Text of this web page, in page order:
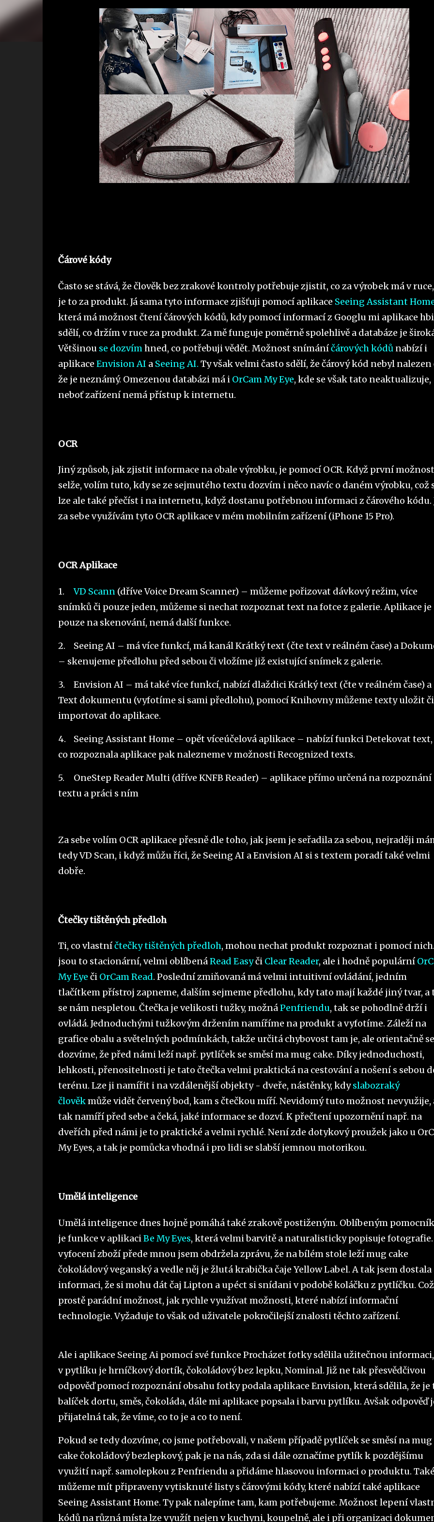
Čárové kódy
Často se stává, že člověk bez zrakové kontroly potřebuje zjistit, co za výrobek má v
je to za produkt. Já sama tyto informace zjišťuji pomocí aplikace Seeing Assistant
která má možnost čtení čárových kódů, kdy pomocí informací z Googlu mi aplikace
sdělí, co držím v ruce za produkt. Za mě funguje poměrně spolehlivě a databáze je
Většinou se dozvím hned, co potřebuji vědět. Možnost snímáníčárových kódů nabízí i
aplikace Envision AI a Seeing AI. Ty však velmi často sdělí, že čárový kód nebyl nalezen
že je neznámý. Omezenou databázi má i OrCam My Eye, kde se však tato neaktualizuje,
neboť zařízení nemá přístup k internetu.
OCR
Jiný způsob, jak zjistit informace na obale výrobku, je pomocí OCR. Když první možnost
selže, volím tuto, kdy se ze sejmutého textu dozvím i něco navíc o daném výrobku, což
lze ale také přečíst i na internetu, když dostanu potřebnou informaci z čárového kódu.
za sebe využívám tyto OCR aplikace v mém mobilním zařízení (iPhone 15 Pro).
OCR Aplikace
1. VD Scann (dříve Voice Dream Scanner) – můžeme pořizovat dávkový režim, více
snímků či pouze jeden, můžeme si nechat rozpoznat text na fotce z galerie. Aplikace je
pouze na skenování, nemá další funkce.
2.
Seeing AI – má více funkcí, má kanál Krátký text (čte text v reálném čase) a
– skenujeme předlohu před sebou či vložíme již existující snímek z galerie.
3.
Envision AI – má také více funkcí, nabízí dlaždici Krátký text (čte v reálném čase) a
Text dokumentu (vyfotíme si sami předlohu), pomocí Knihovny můžeme texty uložit či
importovat do aplikace.
4.
Seeing Assistant Home – opět víceúčelová aplikace – nabízí funkci Detekovat text,
co rozpoznala aplikace pak nalezneme v možnosti Recognized texts.
5.
OneStep Reader Multi (dříve KNFB Reader) – aplikace přímo určená na rozpoznání
textu a práci s ním
Za sebe volím OCR aplikace přesně dle toho, jak jsem je seřadila za sebou, nejraději
tedy VD Scan, i když můžu říci, že Seeing AI a Envision AI si s textem poradí také velmi
dobře.
Čtečky tištěných předloh
Ti, co vlastníčtečky tištěných předloh, mohou nechat produkt rozpoznat i pomocí
jsou to stacionární, velmi oblíbenáRead Easyči Clear Reader, ale i hodně populární
My Eye či OrCam Read. Poslední zmiňovaná má velmi intuitivní ovládání, jedním
tlačítkem přístroj zapneme, dalším sejmeme předlohu, kdy tato mají každé jiný tvar, a
se nám nespletou. Čtečka je velikosti tužky, možnáPenfriendu, tak se pohodlně drží i
ovládá. Jednoduchými tužkovým držením namíříme na produkt a vyfotíme. Záleží na
grafice obalu a světelných podmínkách, takže určitá chybovost tam je, ale orientačně se
dozvíme, že před námi leží např. pytlíček se směsí ma mug cake. Díky jednoduchosti,
lehkosti, přenositelnosti je tato čtečka velmi praktická na cestování a nošení s sebou
terénu. Lze ji namířit i na vzdálenější objekty - dveře, nástěnky, kdyslabozraký
člověkmůže vidět červený bod, kam s čtečkou míří. Nevidomý tuto možnost nevyužije,
tak namíří před sebe a čeká, jaké informace se dozví. K přečtení upozornění např. na
dveřích před námi je to praktické a velmi rychlé. Není zde dotykový proužek jako u
My Eyes, a tak je pomůcka vhodná i pro lidi se slabší jemnou motorikou.
Umělá inteligence
Umělá inteligence dnes hojně pomáhá také zrakově postiženým. Oblíbeným
je funkce v aplikaciBe My Eyes, která velmi barvitě a naturalisticky popisuje
vyfocení zboží přede mnou jsem obdržela zprávu, že na bílém stole leží mug cake
čokoládový veganský a vedle něj je žlutá krabička čaje Yellow Label. A tak jsem dostala
informaci, že si mohu dát čaj Lipton a upéct si snídani v podobě koláčku z pytlíčku.
prostě parádní možnost, jak rychle využívat možnosti, které nabízí informační
technologie. Vyžaduje to však od uživatele pokročilejší znalosti těchto zařízení.
Ale i aplikace Seeing Ai pomocí své funkce Procházet fotky sdělila užitečnou
v pytlíku je hrníčkový dortík, čokoládový bez lepku, Nominal. Již ne tak přesvědčivou
odpověď pomocí rozpoznání obsahu fotky podala aplikace Envision, která sdělila, že je
balíček dortu, směs, čokoláda, dále mi aplikace popsala i barvu pytlíku. Avšak odpověď
přijatelná tak, že víme, co to je a co to není.
Pokud se tedy dozvíme, co jsme potřebovali, v našem případě pytlíček se směsí na mug
cake čokoládový bezlepkový, pak je na nás, zda si dále označíme pytlík k pozdějšímu
využití např. samolepkou z Penfriendu a přidáme hlasovou informaci o produktu. Také
můžeme mít připraveny vytisknuté listy s čárovými kódy, které nabízí také aplikace
Seeing Assistant Home. Ty pak nalepíme tam, kam potřebujeme. Možnost lepení
kódů na různá místa lze využít nejen v kuchyni, koupelně, ale i při organizaci